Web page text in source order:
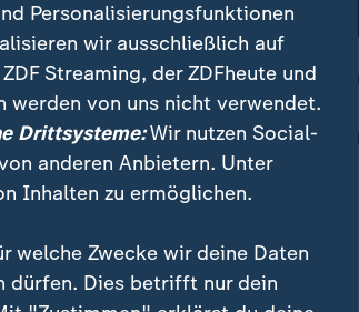
und Gas als saubere Energien zu
Womöglich werden das aber nur
Sturz der Pläne fehlt eine
Personalisierungsfunktionen
wir ausschließlich auf
Streaming, der ZDFheute und
werden von uns nicht verwendet.
Drittsysteme:Wir nutzen Social-
anderen Anbietern. Unter
Inhalten zu ermöglichen.
welche Zwecke wir deine Daten
dürfen. Dies betrifft nur dein